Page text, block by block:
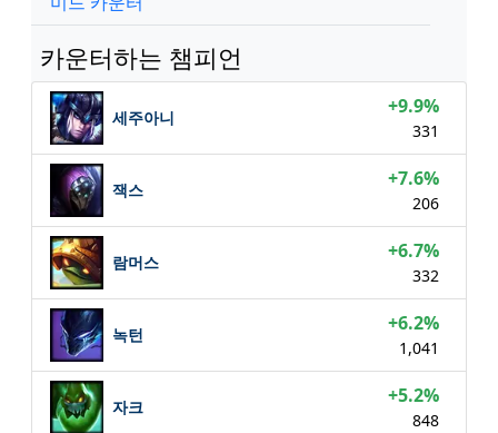
카운터하는 챔피언
세주아니 +9.9%
331
잭스 +7.6%
206
람머스 +6.7%
332
녹턴 +6.2%
1,041
자크 +5.2%
848